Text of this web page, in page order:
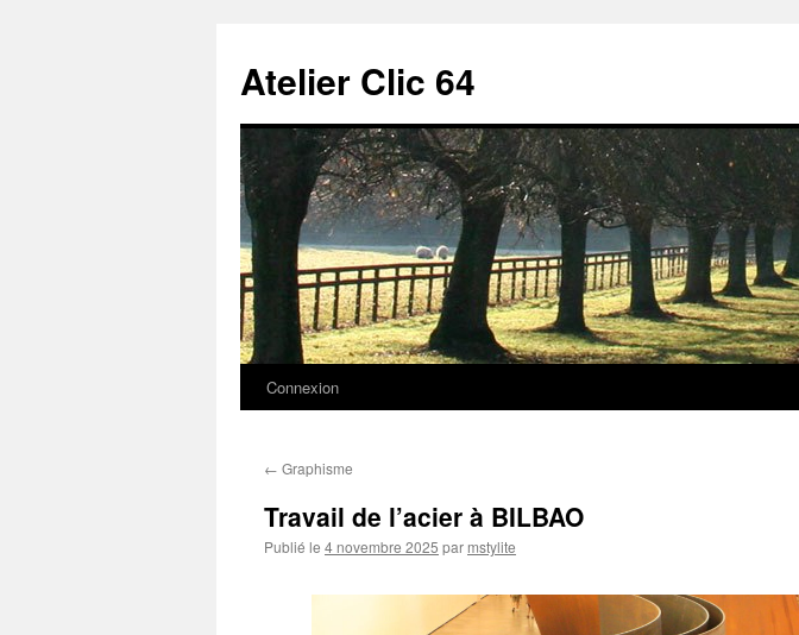
contenu
Atelier Clic 64
Connexion
← Graphisme
Travail de l’acier à BILBAO
Publié le 4 novembre 2025 par mstylite